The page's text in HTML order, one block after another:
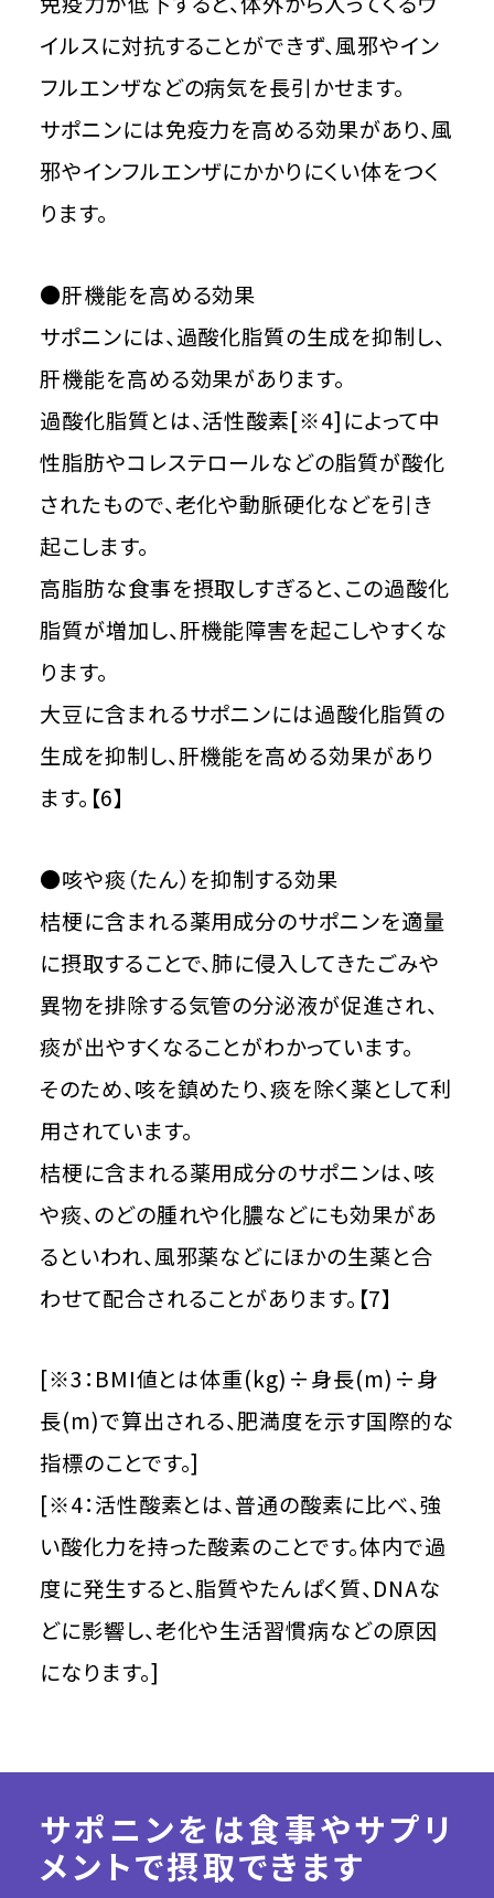
イルスに対抗することができず、風邪やイン
フルエンザなどの病気を長引かせます。
サポニンには免疫力を高める効果があり、風
邪やインフルエンザにかかりにくい体をつく
ります。
●肝機能を高める効果
サポニンには、過酸化脂質の生成を抑制し、
肝機能を高める効果があります。
過酸化脂質とは、活性酸素[※4]によって中
性脂肪やコレステロールなどの脂質が酸化
されたもので、老化や動脈硬化などを引き
起こします。
高脂肪な食事を摂取しすぎると、この過酸化
脂質が増加し、肝機能障害を起こしやすくな
ります。
大豆に含まれるサポニンには過酸化脂質の
生成を抑制し、肝機能を高める効果があり
ます。【6】
●咳や痰（たん）を抑制する効果
桔梗に含まれる薬用成分のサポニンを適量
に摂取することで、肺に侵入してきたごみや
異物を排除する気管の分泌液が促進され、
痰が出やすくなることがわかっています。
そのため、咳を鎮めたり、痰を除く薬として利
用されています。
桔梗に含まれる薬用成分のサポニンは、咳
や痰、のどの腫れや化膿などにも効果があ
るといわれ、風邪薬などにほかの生薬と合
わせて配合されることがあります。【7】
[※3：BMI値とは体重(kg)÷身長(m)÷身
長(m)で算出される、肥満度を示す国際的な
指標のことです。]
[※4：活性酸素とは、普通の酸素に比べ、強
い酸化力を持った酸素のことです。体内で過
度に発生すると、脂質やたんぱく質、DNAな
どに影響し、老化や生活習慣病などの原因
になります。]
サポニンをは食事やサプリ
メントで摂取できます